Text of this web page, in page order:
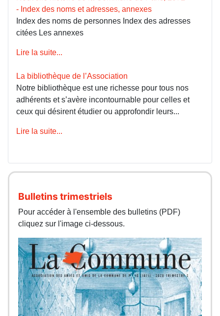
- Index des noms et adresses, annexes
Index des noms de personnes Index des adresses
citées Les annexes
Lire la suite...
La bibliothèque de l’Association
Notre bibliothèque est une richesse pour tous nos
adhérents et s’avère incontournable pour celles et
ceux qui désirent étudier ou approfondir leurs...
Lire la suite...
Bulletins trimestriels
Pour accéder à l'ensemble des bulletins (PDF)
cliquez sur l'image ci-dessous.